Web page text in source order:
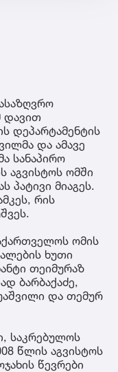
დავით
დეპარტამენტის
და ამავე
სანაპირო
აგვისტოს ომში
პატივი მიაგეს.
რის
ომის
ხუთი
თეიმურაზ
ბარბაქაძე,
და თემურ
საკრებულოს
წლის აგვისტოს
წევრები